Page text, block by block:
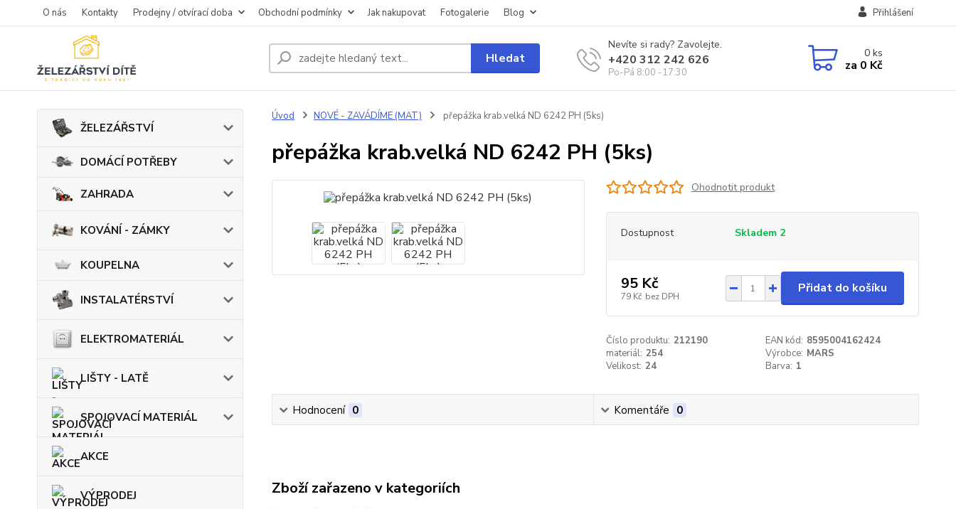
O nás Kontakty Prodejny / otvírací doba Obchodní podmínky Jak nakupovat Fotogalerie Blog Přihlášení
Hledat
Nevíte si rady? Zavolejte.
+420 312 242 626
Po-Pá 8:00 -17:30
0ks
za 0 Kč
ŽELEZÁŘSTVÍ
DOMÁCÍ POTŘEBY
ZAHRADA
KOVÁNÍ - ZÁMKY
KOUPELNA
INSTALATÉRSTVÍ
ELEKTROMATERIÁL
LIŠTY - LATĚ
SPOJOVACÍ MATERIÁL
AKCE
VÝPRODEJ
Úvod NOVÉ - ZAVÁDÍME (MAT) přepážka krab.velká ND 6242 PH (5ks)
přepážka krab.velká ND 6242 PH (5ks)
Ohodnotit produkt
Dostupnost Skladem 2
95 Kč
79 Kč bez DPH
Přidat do košíku
Číslo produktu: 212190 EAN kód: 8595004162424
materiál: 254 Výrobce: MARS
Velikost: 24 Barva: 1
Hodnocení 0 Komentáře 0
Zboží zařazeno v kategoriích